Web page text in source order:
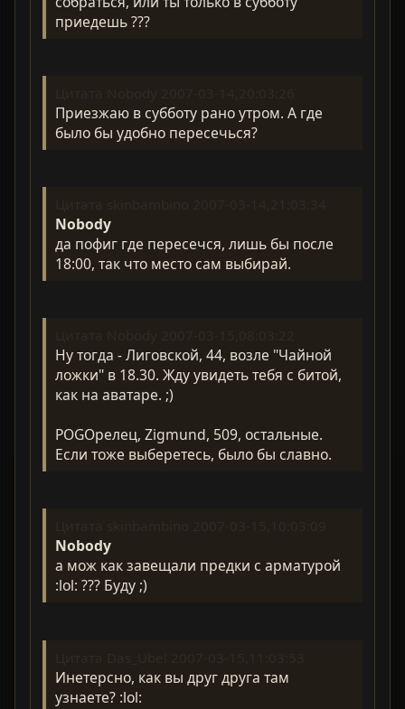
приедешь ???
Приезжаю в субботу рано утром. А где
было бы удобно пересечься?
Nobody
да пофиг где пересечся, лишь бы после
18:00, так что место сам выбирай.
Ну тогда - Лиговской, 44, возле "Чайной
ложки" в 18.30. Жду увидеть тебя с битой,
как на аватаре. ;)
POGOрелец, Zigmund, 509, остальные.
Если тоже выберетесь, было бы славно.
Nobody
а мож как завещали предки с арматурой
:lol: ??? Буду ;)
Инетерсно, как вы друг друга там
узнаете? :lol: